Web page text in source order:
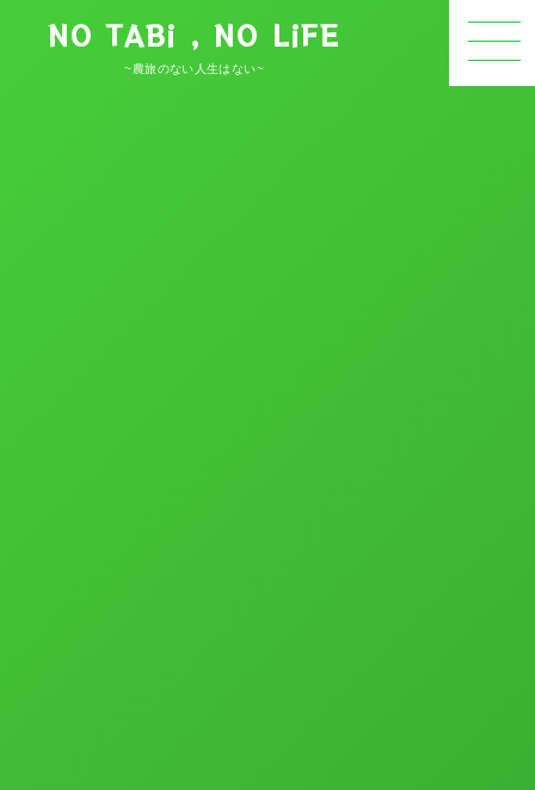
NO TABi , NO LiFE
~農旅のない人生はない~